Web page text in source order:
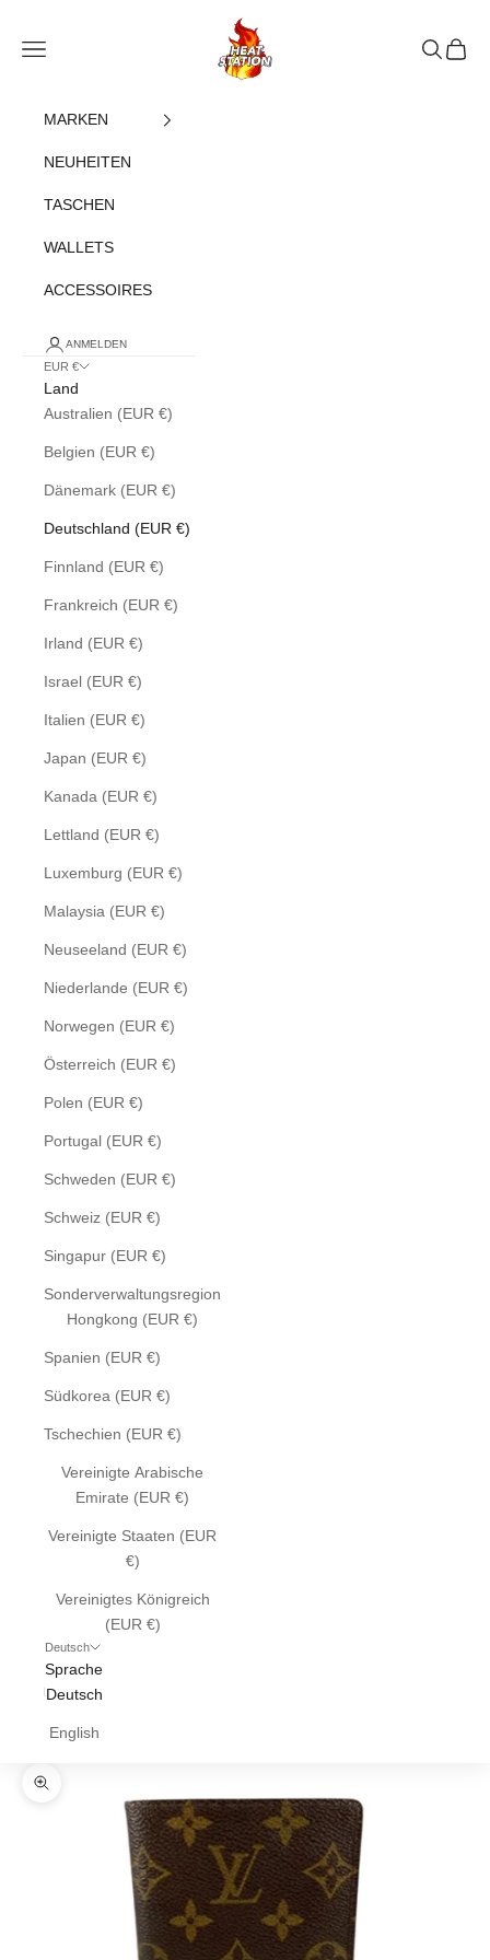
heatstation
Navigationsmenü öffnen
Suche
MARKEN
NEUHEITEN
TASCHEN
WALLETS
ACCESSOIRES
ANMELDEN
EUR €
Land
Australien (EUR €)
Belgien (EUR €)
Dänemark (EUR €)
Deutschland (EUR €)
Finnland (EUR €)
Frankreich (EUR €)
Irland (EUR €)
Israel (EUR €)
Italien (EUR €)
Japan (EUR €)
Kanada (EUR €)
Lettland (EUR €)
Luxemburg (EUR €)
Malaysia (EUR €)
Neuseeland (EUR €)
Niederlande (EUR €)
Norwegen (EUR €)
Österreich (EUR €)
Polen (EUR €)
Portugal (EUR €)
Schweden (EUR €)
Schweiz (EUR €)
Singapur (EUR €)
Sonderverwaltungsregion
Hongkong (EUR €)
Spanien (EUR €)
Südkorea (EUR €)
Tschechien (EUR €)
Vereinigte Arabische
Emirate (EUR €)
Vereinigte Staaten (EUR
€)
Vereinigtes Königreich
(EUR €)
Deutsch
Sprache
Deutsch
English
Bild vergrößern